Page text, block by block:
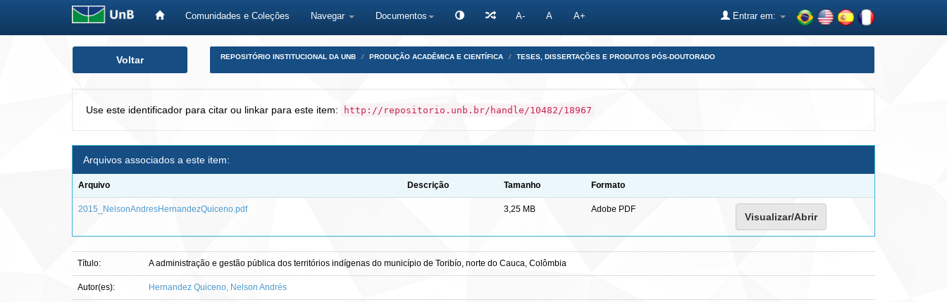
Comunidades e Coleções Navegar Documentos A- A A+ Entrar em:
Voltar REPOSITÓRIO INSTITUCIONAL DA UNB PRODUÇÃO ACADÊMICA E CIENTÍFICA TESES, DISSERTAÇÕES E PRODUTOS PÓS-DOUTORADO
Use este identificador para citar ou linkar para este item: http://repositorio.unb.br/handle/10482/18967
Arquivos associados a este item:
Arquivo Descrição Tamanho Formato
2015_NelsonAndresHernandezQuiceno.pdf 3,25 MB Adobe PDF
Visualizar/Abrir
Título: A administração e gestão pública dos territórios indígenas do município de Toribío, norte do Cauca, Colômbia
Autor(es): Hernandez Quiceno, Nelson Andrés